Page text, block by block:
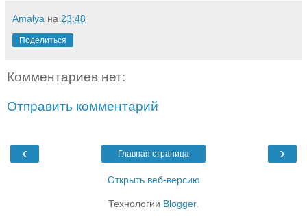
Amalya на 23:48
Поделиться
Комментариев нет:
Отправить комментарий
‹ ›
Главная страница
Открыть веб-версию
Технологии Blogger.